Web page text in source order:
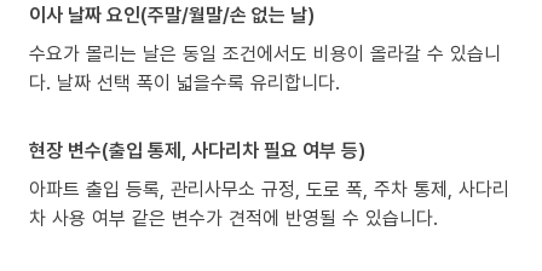
이사 날짜 요인(주말/월말/손 없는 날)
수요가 몰리는 날은 동일 조건에서도 비용이 올라갈 수 있습니
다. 날짜 선택 폭이 넓을수록 유리합니다.
현장 변수(출입 통제, 사다리차 필요 여부 등)
아파트 출입 등록, 관리사무소 규정, 도로 폭, 주차 통제, 사다리
차 사용 여부 같은 변수가 견적에 반영될 수 있습니다.